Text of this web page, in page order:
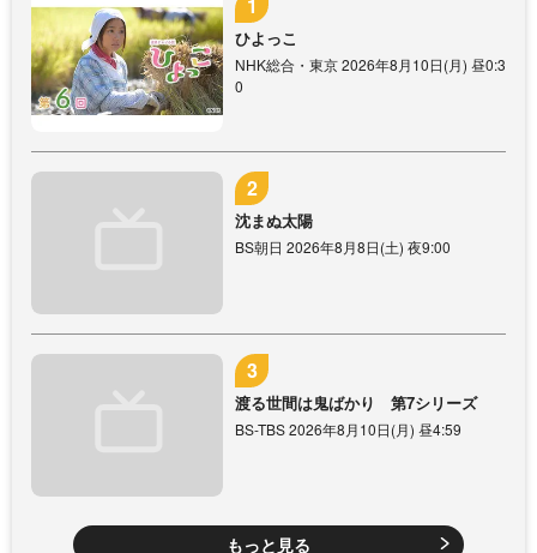
ひよっこ
NHK総合・東京 2026年8月10日(月) 昼0:3
0
沈まぬ太陽
BS朝日 2026年8月8日(土) 夜9:00
渡る世間は鬼ばかり 第7シリーズ
BS-TBS 2026年8月10日(月) 昼4:59
もっと見る